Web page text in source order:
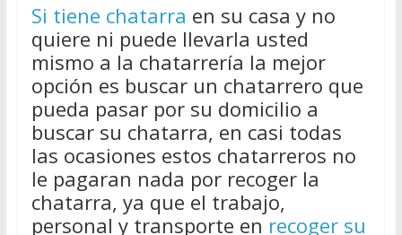
Si tiene chatarra en su casa y no
quiere ni puede llevarla usted
mismo a la chatarrería la mejor
opción es buscar un chatarrero que
pueda pasar por su domicilio a
buscar su chatarra, en casi todas
las ocasiones estos chatarreros no
le pagaran nada por recoger la
chatarra, ya que el trabajo,
personal y transporte en recoger su